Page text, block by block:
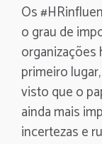
Os
o grau de
organizações
primeiro
visto que o
ainda mais
incertezas e